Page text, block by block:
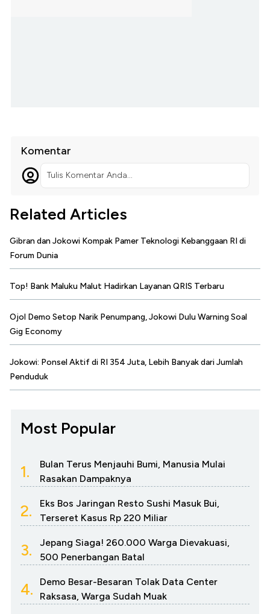
Komentar
Tulis Komentar Anda...
Related Articles
Gibran dan Jokowi Kompak Pamer Teknologi Kebanggaan RI di
Forum Dunia
Top! Bank Maluku Malut Hadirkan Layanan QRIS Terbaru
Ojol Demo Setop Narik Penumpang, Jokowi Dulu Warning Soal
Gig Economy
Jokowi: Ponsel Aktif di RI 354 Juta, Lebih Banyak dari Jumlah
Penduduk
Most Popular
1.
Bulan Terus Menjauhi Bumi, Manusia Mulai
Rasakan Dampaknya
2.
Eks Bos Jaringan Resto Sushi Masuk Bui,
Terseret Kasus Rp 220 Miliar
3.
Jepang Siaga! 260.000 Warga Dievakuasi,
500 Penerbangan Batal
4.
Demo Besar-Besaran Tolak Data Center
Raksasa, Warga Sudah Muak